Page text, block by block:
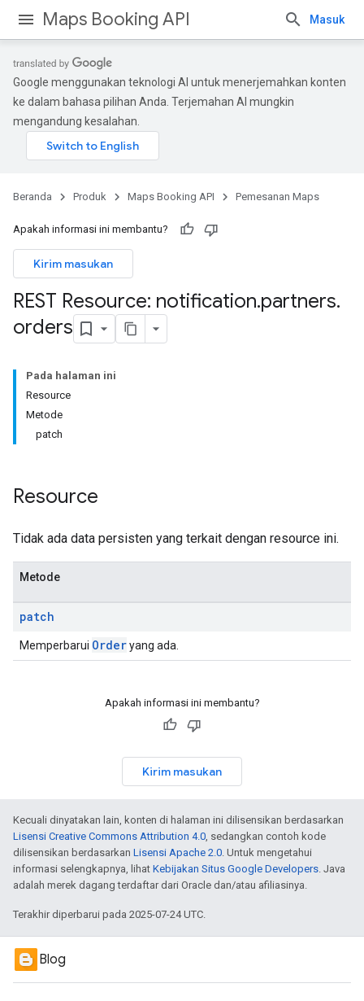
Maps Booking API Masuk
Google menggunakan teknologi AI untuk menerjemahkan konten
ke dalam bahasa pilihan Anda. Terjemahan AI mungkin
mengandung kesalahan.
Beranda Produk Maps Booking API Pemesanan Maps
Apakah informasi ini membantu?
Kirim masukan
REST Resource: notification.partners.
orders
Pada halaman ini
Resource
Metode
patch
Resource
Tidak ada data persisten yang terkait dengan resource ini.
Metode
patch
Memperbarui Orderyang ada.
Apakah informasi ini membantu?
Kirim masukan
Kecuali dinyatakan lain, konten di halaman ini dilisensikan berdasarkan
Lisensi Creative Commons Attribution 4.0, sedangkan contoh kode
dilisensikan berdasarkan Lisensi Apache 2.0. Untuk mengetahui
informasi selengkapnya, lihat Kebijakan Situs Google Developers. Java
adalah merek dagang terdaftar dari Oracle dan/atau afiliasinya.
Terakhir diperbarui pada 2025-07-24 UTC.
Blog